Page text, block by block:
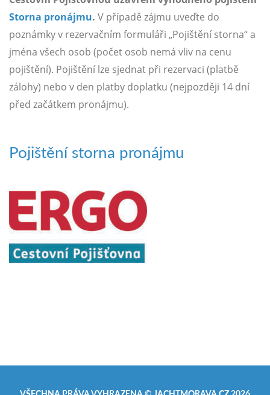
Storna pronájmu. V případě zájmu uveďte do
poznámky v rezervačním formuláři „Pojištění storna“ a
jména všech osob (počet osob nemá vliv na cenu
pojištění). Pojištění lze sjednat při rezervaci (platbě
zálohy) nebo v den platby doplatku (nejpozději 14 dní
před začátkem pronájmu).
Pojištění storna pronájmu